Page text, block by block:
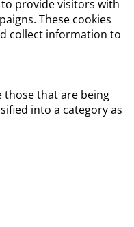
provide visitors with
These cookies
collect information to
those that are being
into a category as